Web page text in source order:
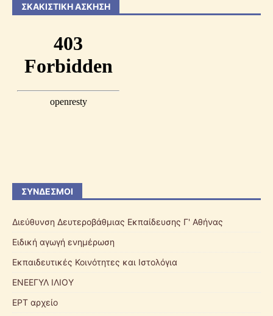
ΣΚΑΚΙΣΤΙΚΉ ΆΣΚΗΣΗ
ΣΎΝΔΕΣΜΟΙ
Διεύθυνση Δευτεροβάθμιας Εκπαίδευσης Γ' Αθήνας
Ειδική αγωγή ενημέρωση
Εκπαιδευτικές Κοινότητες και Ιστολόγια
ΕΝΕΕΓΥΛ ΙΛΙΟΥ
ΕΡΤ αρχείο